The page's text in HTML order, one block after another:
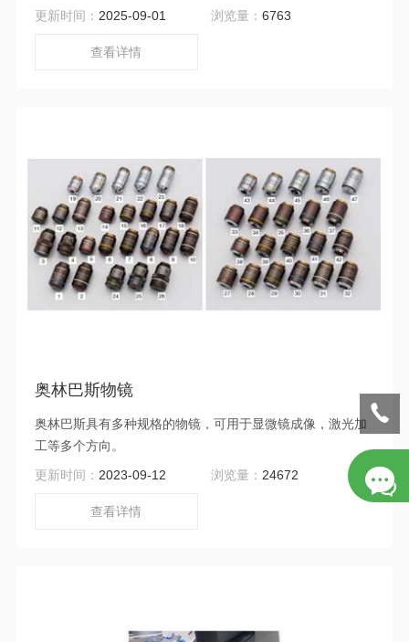
更新时间： 2025-09-01 浏览量：6763
查看详情
奥林巴斯物镜
奥林巴斯具有多种规格的物镜，可用于显微镜成像，激光加
工等多个方向。
更新时间： 2023-09-12 浏览量： 24672
查看详情